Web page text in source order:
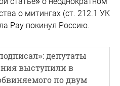
о митингах (ст. 212.1 УК
Рау покинул Россию.
депутаты
выступили в
по двум